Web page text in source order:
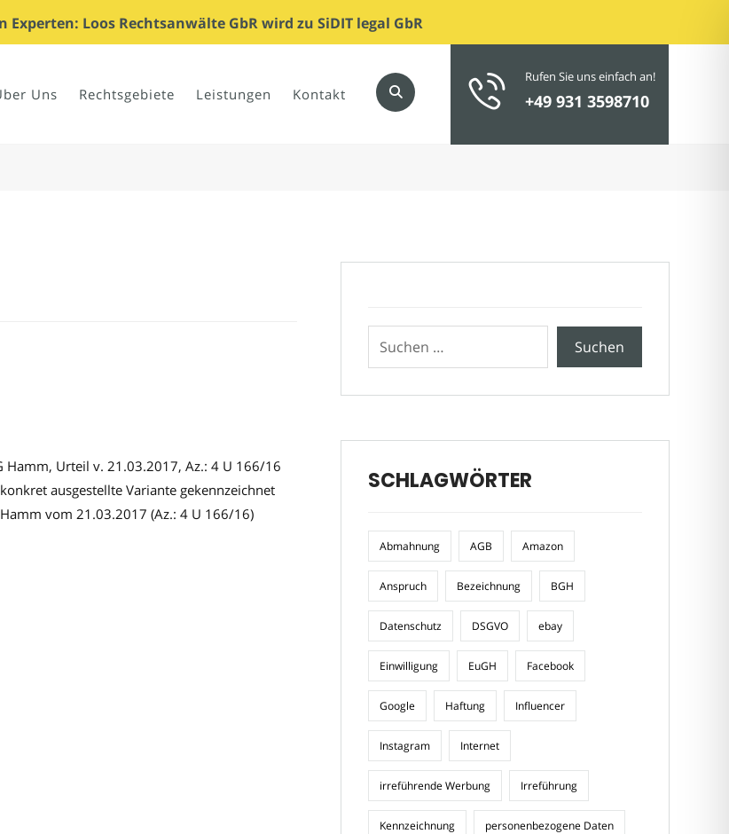
Experten: Loos Rechtsanwälte GbR wird zu SiDIT legal GbR
Rufen Sie uns einfach an!
+49 931 3598710
Uns Rechtsgebiete Leistungen Kontakt
Hamm, Urteil v. 21.03.2017, Az.: 4 U 166/16
ausgestellte Variante gekennzeichnet
vom 21.03.2017 (Az.: 4 U 166/16)
SCHLAGWÖRTER
Abmahnung AGB Amazon
Anspruch Bezeichnung BGH
Datenschutz DSGVO ebay
Einwilligung EuGH Facebook
Google Haftung Influencer
Instagram Internet
irreführende Werbung Irreführung
Kennzeichnung personenbezogene Daten